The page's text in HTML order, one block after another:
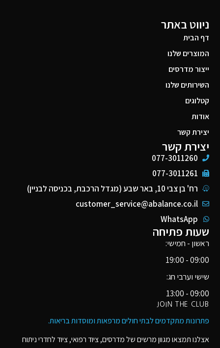
ניווט באתר
דף הבית
המוצרים שלנו
ייצור מדרסים
השירותים שלנו
קטלוגים
אודות
יצירת קשר
יצירת קשר
077-3011260
077-3011261
רח' בן צבי 10, באר שבע (מגדל הרכבת, בכניסה לבניין)
customer_service@abalance.co.il
WhatsApp
שעות פתיחה
ראשון - חמישי:
09:00 - 19:00
שישי וערבי חג:
09:00 - 13:00
JOIN THE CLUB
פתרונות מתקדמים לבתי חולים מרפאות ומוסדות בריאות​.
אצלנו תמצאו מגוון מרשים של מדרסים, ציוד רפואי, ציוד לחדרי ניתוח